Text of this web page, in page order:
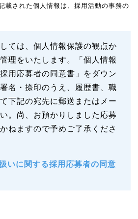
載された個人情報は、採用活動の事務の
ては、個人情報保護の観点か
理をいたします。「個人情報
用応募者の同意書」をダウン
名・捺印のうえ、履歴書、職
下記の宛先に郵送またはメー
。尚、お預かりしました応募
ねますので予めご了承くださ
いに関する採用応募者の同意